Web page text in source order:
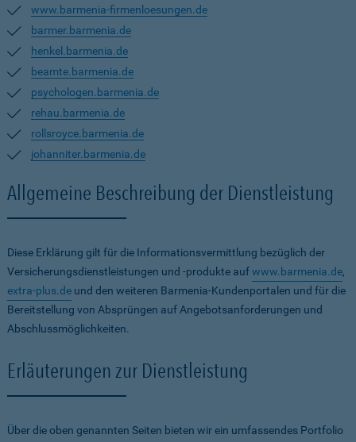
www.barmenia-firmenloesungen.de
barmer.barmenia.de
henkel.barmenia.de
beamte.barmenia.de
psychologen.barmenia.de
rehau.barmenia.de
rollsroyce.barmenia.de
johanniter.barmenia.de
Allgemeine Beschreibung der Dienstleistung
Diese Erklärung gilt für die Informationsvermittlung bezüglich der
Versicherungsdienstleistungen und -produkte aufwww.barmenia.de,
extra-plus.de und den weiteren Barmenia-Kundenportalen und für die
Bereitstellung von Absprüngen auf Angebotsanforderungen und
Abschlussmöglichkeiten.
Erläuterungen zur Dienstleistung
Über die oben genannten Seiten bieten wir ein umfassendes Portfolio